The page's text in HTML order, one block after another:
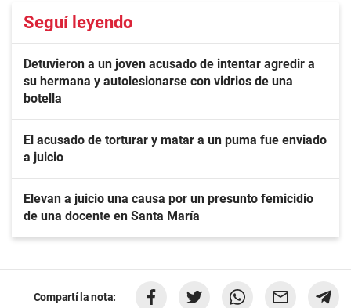
Seguí leyendo
Detuvieron a un joven acusado de intentar agredir a
su hermana y autolesionarse con vidrios de una
botella
El acusado de torturar y matar a un puma fue enviado
a juicio
Elevan a juicio una causa por un presunto femicidio
de una docente en Santa María
Compartí la nota: